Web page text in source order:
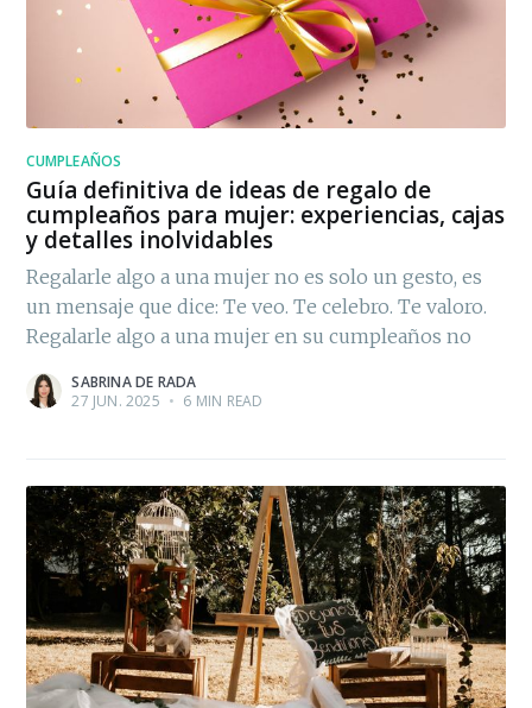
CUMPLEAÑOS
Guía definitiva de ideas de regalo de
cumpleaños para mujer: experiencias, cajas
y detalles inolvidables
Regalarle algo a una mujer no es solo un gesto, es
un mensaje que dice: Te veo. Te celebro. Te valoro.
Regalarle algo a una mujer en su cumpleaños no
SABRINA DE RADA
27 JUN. 2025 • 6 MIN READ